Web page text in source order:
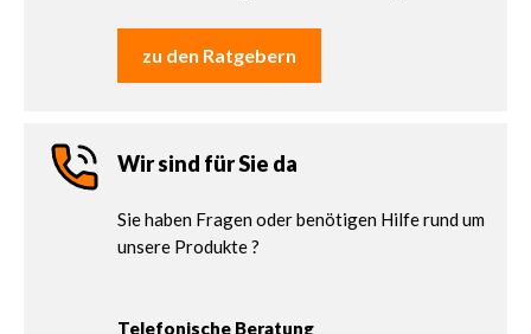
zu den Ratgebern
Wir sind für Sie da
Sie haben Fragen oder benötigen Hilfe rund um
unsere Produkte ?
Telefonische Beratung